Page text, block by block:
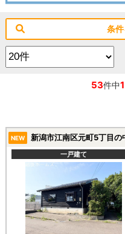
条
53件中
NEW 新潟市江南区元町5丁目の
一戸建て